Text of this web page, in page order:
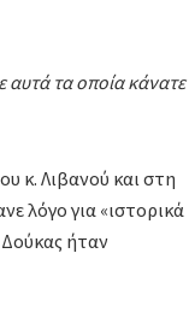
αυτά τα οποία κάνατε
κ. Λιβανού και στη
λόγο για «ιστορικά
ήταν